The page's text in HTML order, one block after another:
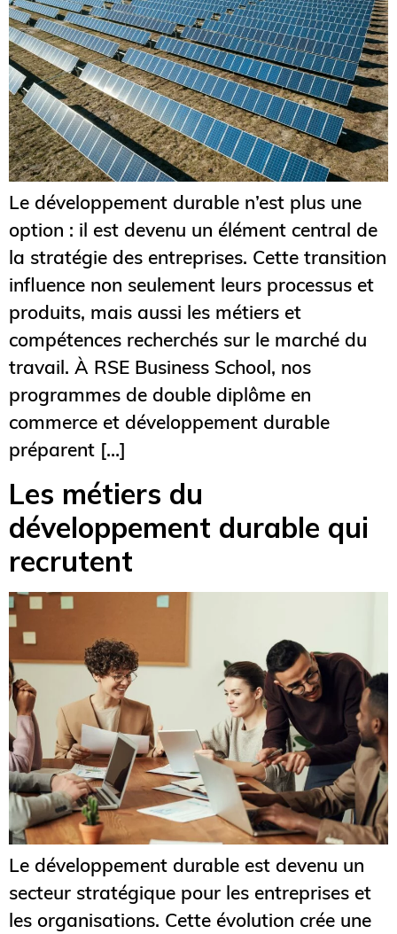
Le développement durable n’est plus une
option : il est devenu un élément central de
la stratégie des entreprises. Cette transition
influence non seulement leurs processus et
produits, mais aussi les métiers et
compétences recherchés sur le marché du
travail. À RSE Business School, nos
programmes de double diplôme en
commerce et développement durable
préparent […]
Les métiers du
développement durable qui
recrutent
Le développement durable est devenu un
secteur stratégique pour les entreprises et
les organisations. Cette évolution crée une